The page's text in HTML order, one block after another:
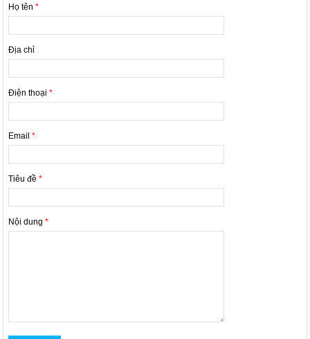
Họ tên*
Địa chỉ
Điện thoại*
Email*
Tiêu đề*
Nội dung*